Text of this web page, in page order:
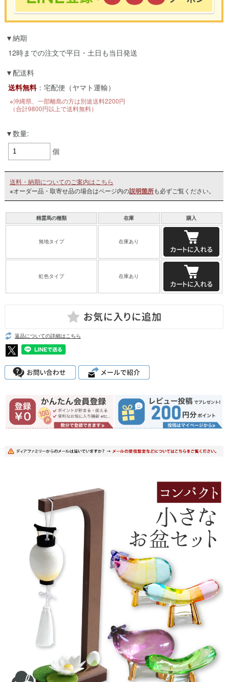
LINEのアカウントを使って簡単に会員登録＆ログインすることも可能です。
納期
12時までの注文で平日・土日も当日発送
配送料
送料無料：宅配便（ヤマト運輸）
※沖縄県、一部離島の方は別途送料2200円
（合計9800円以上で送料無料）
数量:
個
送料・納期についてのご案内はこちら
※オーダー品・取寄せ品の場合はページ内の説明箇所も必ずご覧ください。
精霊馬の種類 在庫 購入
無地タイプ 在庫あり
虹色タイプ 在庫あり
返品についての詳細はこちら